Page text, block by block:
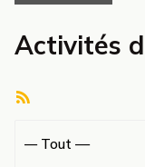
Activités